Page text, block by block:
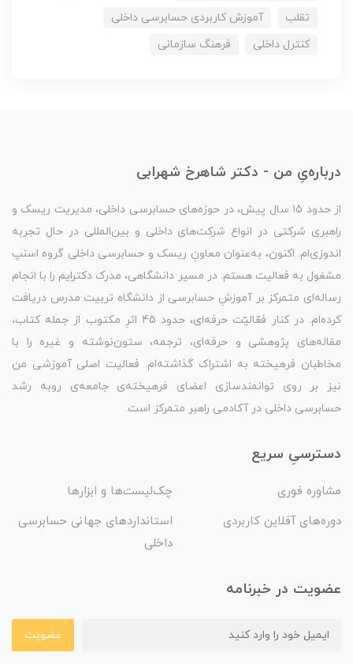
تقلب
آموزش کاربردی حسابرسی داخلی
کنترل داخلی
فرهنگ سازمانی
درباره‌یِ من - دکتر شاهرخ شهرابی
از حدود 15 سال پیش، در حوزه‌های حسابرسی داخلی، مدیریت ریسک و
راهبری شرکتی در انواع شرکت‌های داخلی و بین‌المللی در حال تجربه
اندوزی‌ام. اکنون، به‌عنوان معاونِ ریسک و حسابرسی داخلی گروه اسنپ
مشغول به فعالیت هستم. در مسیر دانشگاهی، مدرک دکترایم را با انجام
رساله‌ای متمرکز بر آموزشِ حسابرسی از دانشگاه تربیت مدرس دریافت
کرده‌ام. در کنار فعّالیّت حرفه‌ای، حدود 45 اثرِ مکتوب از جمله کتاب،
مقاله‌های پژوهشی و حرفه‌ای، ترجمه، ستون‌نوشته و غیره را با
مخاطبان فرهیخته به اشتراک گذاشته‌ام. فعالیت اصلی آموزشی من
نیز بر روی توانمندسازی اعضای فرهیخته‌ی جامعه‌ی روبه رشد
حسابرسی داخلی در آکادمی راهبر متمرکز است.
دسترسیِ سریع
مشاوره فوری
چک‌لیست‌ها و ابزارها
دوره‌های آفلاین کاربردی
استانداردهای جهانی حسابرسی
داخلی
عضویت در خبرنامه
عضویت